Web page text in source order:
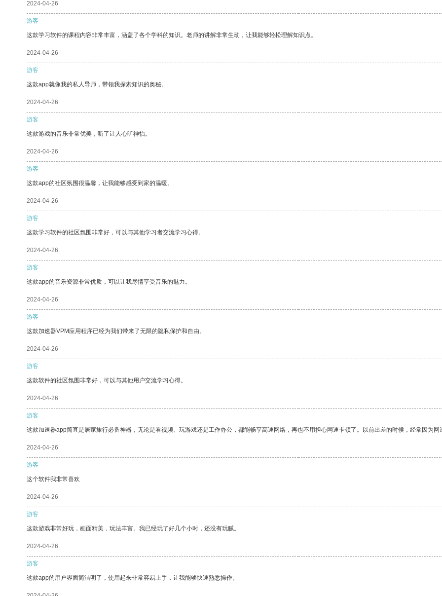
2024-04-26
游客
这款学习软件的课程内容非常丰富，涵盖了各个学科的知识。老师的讲解非常生动，让我能够轻松理解知识点。
2024-04-26
游客
这款app就像我的私人导师，带领我探索知识的奥秘。
2024-04-26
游客
这款游戏的音乐非常优美，听了让人心旷神怡。
2024-04-26
游客
这款app的社区氛围很温馨，让我能够感受到家的温暖。
2024-04-26
游客
这款学习软件的社区氛围非常好，可以与其他学习者交流学习心得。
2024-04-26
游客
这款app的音乐资源非常优质，可以让我尽情享受音乐的魅力。
2024-04-26
游客
这款加速器VPM应用程序已经为我们带来了无限的隐私保护和自由。
2024-04-26
游客
这款软件的社区氛围非常好，可以与其他用户交流学习心得。
2024-04-26
游客
这款加速器app简直是居家旅行必备神器，无论是看视频、玩游戏还是工作办公，都能畅享高速网络，再也不用担心网速卡顿了。以前出差的时候，经常因为
2024-04-26
游客
这个软件我非常喜欢
2024-04-26
游客
这款游戏非常好玩，画面精美，玩法丰富。我已经玩了好几个小时，还没有玩腻。
2024-04-26
游客
这款app的用户界面简洁明了，使用起来非常容易上手，让我能够快速熟悉操作。